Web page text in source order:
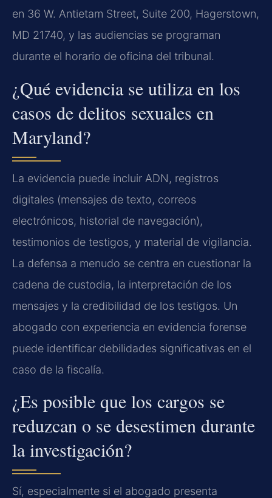
en 36 W. Antietam Street, Suite 200, Hagerstown,
MD 21740, y las audiencias se programan
durante el horario de oficina del tribunal.
¿Qué evidencia se utiliza en los
casos de delitos sexuales en
Maryland?
La evidencia puede incluir ADN, registros
digitales (mensajes de texto, correos
electrónicos, historial de navegación),
testimonios de testigos, y material de vigilancia.
La defensa a menudo se centra en cuestionar la
cadena de custodia, la interpretación de los
mensajes y la credibilidad de los testigos. Un
abogado con experiencia en evidencia forense
puede identificar debilidades significativas en el
caso de la fiscalía.
¿Es posible que los cargos se
reduzcan o se desestimen durante
la investigación?
Sí, especialmente si el abogado presenta